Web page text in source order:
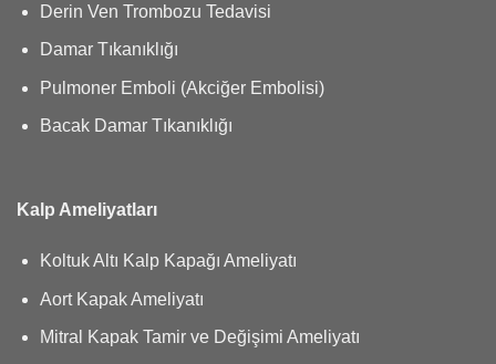
Derin Ven Trombozu Tedavisi
Damar Tıkanıklığı
Pulmoner Emboli (Akciğer Embolisi)
Bacak Damar Tıkanıklığı
Kalp Ameliyatları
Koltuk Altı Kalp Kapağı Ameliyatı
Aort Kapak Ameliyatı
Mitral Kapak Tamir ve Değişimi Ameliyatı